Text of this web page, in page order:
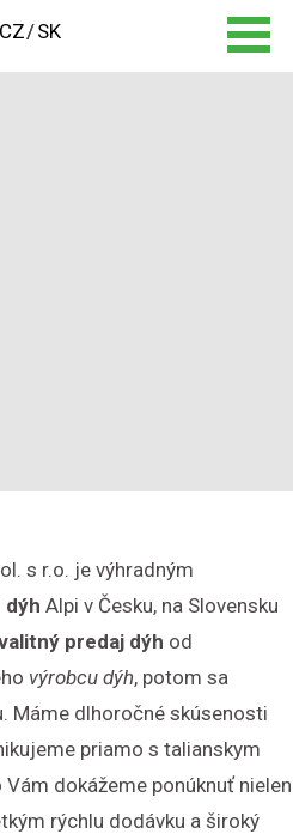
CZ SK
s r.o. je výhradným
dýh Alpi v Česku, na Slovensku
predaj dýh od
výrobcu dýh, potom sa
Máme dlhoročné skúsenosti
priamo s talianskym
dokážeme ponúknuť nielen
rýchlu dodávku a široký